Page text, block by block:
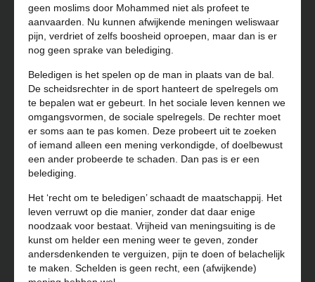
geen moslims door Mohammed niet als profeet te
aanvaarden. Nu kunnen afwijkende meningen weliswaar
pijn, verdriet of zelfs boosheid oproepen, maar dan is er
nog geen sprake van belediging.
Beledigen is het spelen op de man in plaats van de bal.
De scheidsrechter in de sport hanteert de spelregels om
te bepalen wat er gebeurt. In het sociale leven kennen we
omgangsvormen, de sociale spelregels. De rechter moet
er soms aan te pas komen. Deze probeert uit te zoeken
of iemand alleen een mening verkondigde, of doelbewust
een ander probeerde te schaden. Dan pas is er een
belediging.
Het ‘recht om te beledigen’ schaadt de maatschappij. Het
leven verruwt op die manier, zonder dat daar enige
noodzaak voor bestaat. Vrijheid van meningsuiting is de
kunst om helder een mening weer te geven, zonder
andersdenkenden te verguizen, pijn te doen of belachelijk
te maken. Schelden is geen recht, een (afwijkende)